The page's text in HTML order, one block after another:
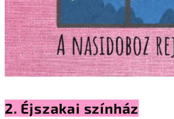
2. Éjszakai színház